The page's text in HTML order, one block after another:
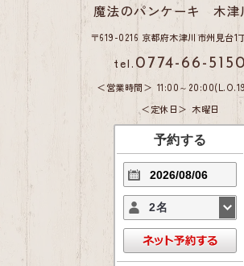
魔法のパンケーキ 木津
〒619-0216 京都府木津川市州見台1
tel. 0774-66-5150
営業時間
11:00～
定休日
木曜日
予約する
2名